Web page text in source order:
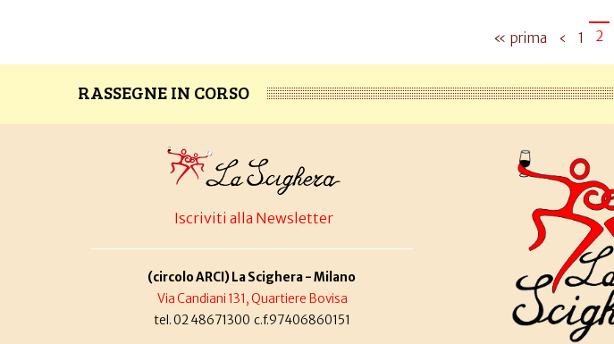
« prima ‹ 1 2
RASSEGNE IN CORSO
Iscriviti alla Newsletter
(circolo ARCI) La Scighera - Milano
Via Candiani 131, Quartiere Bovisa
tel. 02 48671300 c.f.97406860151